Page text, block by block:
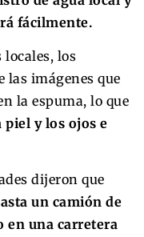
fácilmente.
locales, los
imágenes que
la espuma, lo que
piel y los ojos e
dijeron que
un camión de
en una carretera